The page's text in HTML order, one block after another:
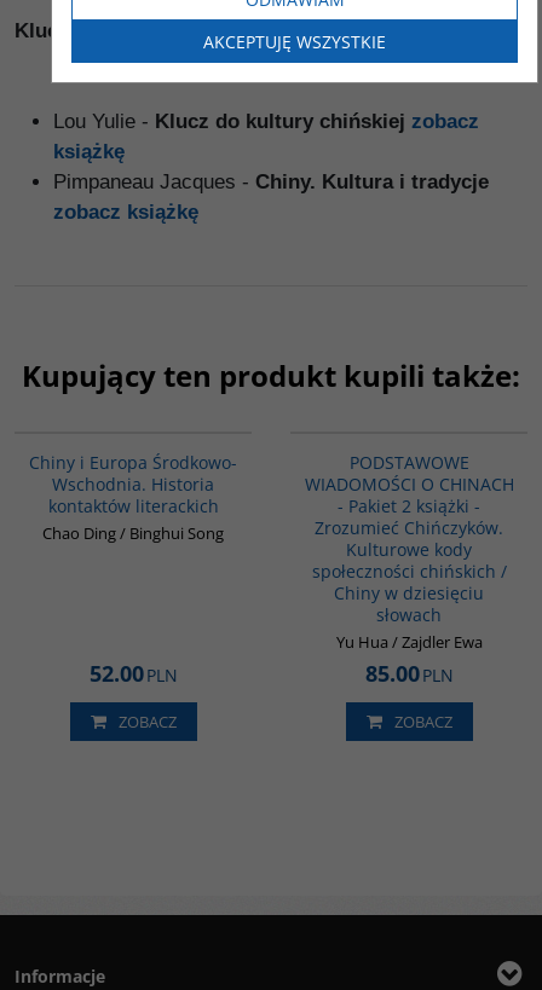
Klucz do kultury chińskiej / Chiny. Kultura i tradycje
Lou Yulie - Klucz do kultury chińskiej zobacz
książkę
Pimpaneau Jacques - Chiny. Kultura i tradycje
zobacz książkę
Kupujący ten produkt kupili także:
Chiny i Europa Środkowo-
Wschodnia. Historia
kontaktów literackich
Chao Ding / Binghui Song
52.00PLN
ZOBACZ
PODSTAWOWE
WIADOMOŚCI O CHINACH
- Pakiet 2 książki -
Zrozumieć Chińczyków.
Kulturowe kody
społeczności chińskich /
Chiny w dziesięciu
słowach
Yu Hua / Zajdler Ewa
85.00PLN
ZOBACZ
Informacje
AKCEPTUJĘ WSZYSTKIE